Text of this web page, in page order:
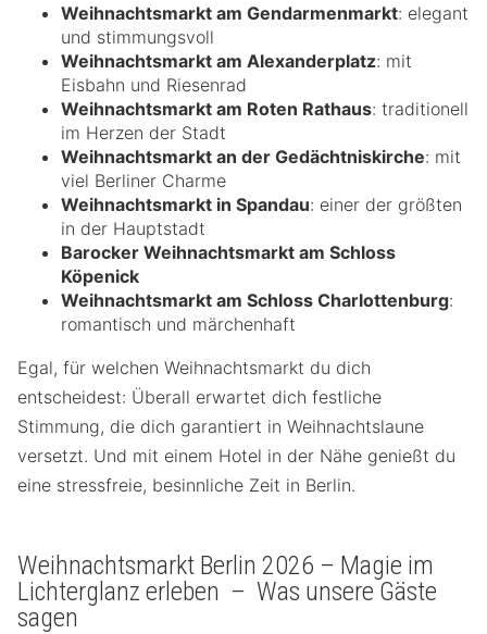
Weihnachtsmarkt am Gendarmenmarkt: elegant
und stimmungsvoll
Weihnachtsmarkt am Alexanderplatz: mit
Eisbahn und Riesenrad
Weihnachtsmarkt am Roten Rathaus: traditionell
im Herzen der Stadt
Weihnachtsmarkt an der Gedächtniskirche: mit
viel Berliner Charme
Weihnachtsmarkt in Spandau: einer der größten
in der Hauptstadt
Barocker Weihnachtsmarkt am Schloss
Köpenick
Weihnachtsmarkt am Schloss Charlottenburg:
romantisch und märchenhaft
Egal, für welchen Weihnachtsmarkt du dich
entscheidest: Überall erwartet dich festliche
Stimmung, die dich garantiert in Weihnachtslaune
versetzt. Und mit einem Hotel in der Nähe genießt du
eine stressfreie, besinnliche Zeit in Berlin.
Weihnachtsmarkt Berlin 2026 – Magie im
Lichterglanz erleben – Was unsere Gäste
sagen